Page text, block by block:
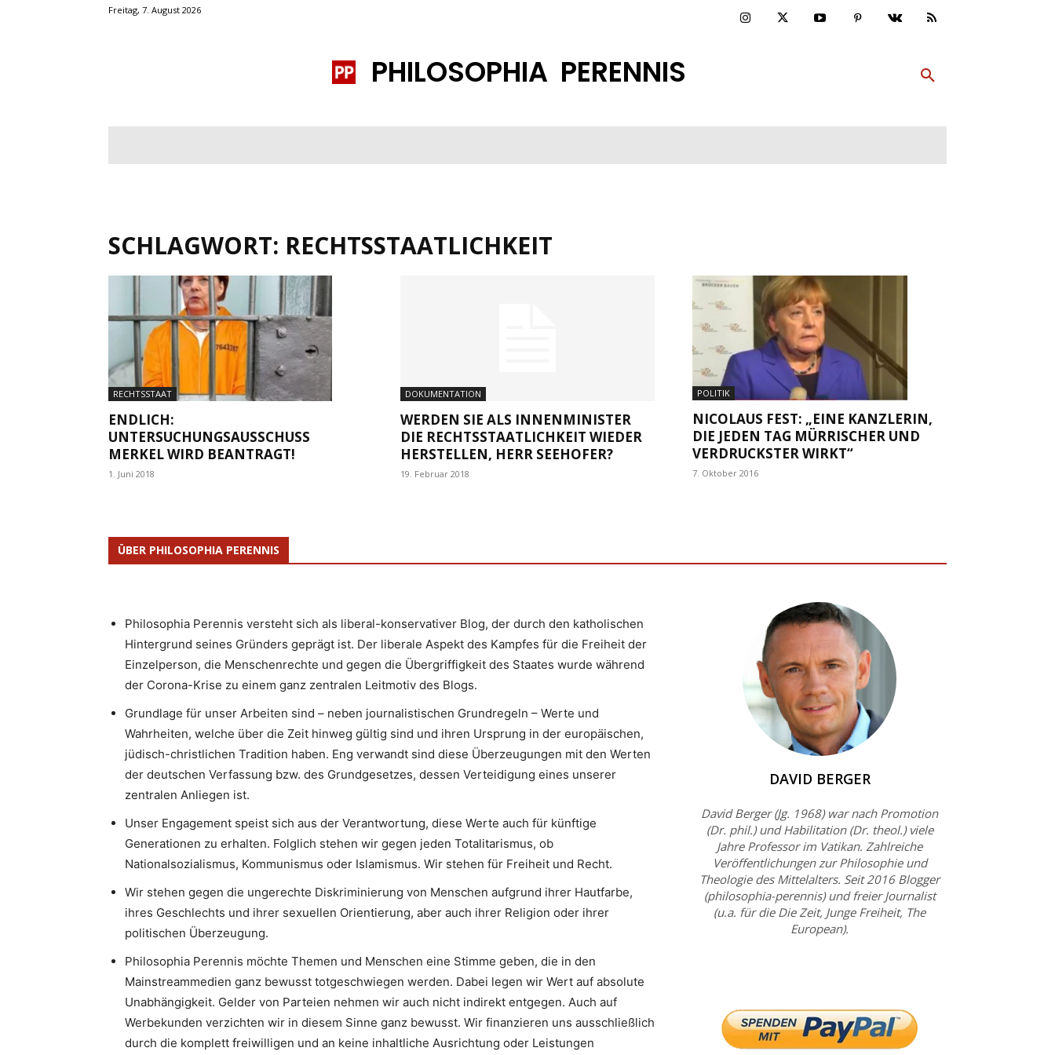
Freitag, 7. August 2026
PHILOSOPHIA PERENNIS
SCHLAGWORT: RECHTSSTAATLICHKEIT
RECHTSSTAAT
ENDLICH:
UNTERSUCHUNGSAUSSCHUSS
MERKEL WIRD BEANTRAGT!
1. Juni 2018
DOKUMENTATION
WERDEN SIE ALS INNENMINISTER
DIE RECHTSSTAATLICHKEIT WIEDER
HERSTELLEN, HERR SEEHOFER?
19. Februar 2018
POLITIK
NICOLAUS FEST: „EINE KANZLERIN,
DIE JEDEN TAG MÜRRISCHER UND
VERDRUCKSTER WIRKT“
7. Oktober 2016
ÜBER PHILOSOPHIA PERENNIS
Philosophia Perennis versteht sich als liberal-konservativer Blog, der durch den katholischen
Hintergrund seines Gründers geprägt ist. Der liberale Aspekt des Kampfes für die Freiheit der
Einzelperson, die Menschenrechte und gegen die Übergriffigkeit des Staates wurde während
der Corona-Krise zu einem ganz zentralen Leitmotiv des Blogs.
Grundlage für unser Arbeiten sind – neben journalistischen Grundregeln – Werte und
Wahrheiten, welche über die Zeit hinweg gültig sind und ihren Ursprung in der europäischen,
jüdisch-christlichen Tradition haben. Eng verwandt sind diese Überzeugungen mit den Werten
der deutschen Verfassung bzw. des Grundgesetzes, dessen Verteidigung eines unserer
zentralen Anliegen ist.
Unser Engagement speist sich aus der Verantwortung, diese Werte auch für künftige
Generationen zu erhalten. Folglich stehen wir gegen jeden Totalitarismus, ob
Nationalsozialismus, Kommunismus oder Islamismus. Wir stehen für Freiheit und Recht.
Wir stehen gegen die ungerechte Diskriminierung von Menschen aufgrund ihrer Hautfarbe,
ihres Geschlechts und ihrer sexuellen Orientierung, aber auch ihrer Religion oder ihrer
politischen Überzeugung.
Philosophia Perennis möchte Themen und Menschen eine Stimme geben, die in den
Mainstreammedien ganz bewusst totgeschwiegen werden. Dabei legen wir Wert auf absolute
Unabhängigkeit. Gelder von Parteien nehmen wir auch nicht indirekt entgegen. Auch auf
Werbekunden verzichten wir in diesem Sinne ganz bewusst. Wir finanzieren uns ausschließlich
durch die komplett freiwilligen und an keine inhaltliche Ausrichtung oder Leistungen
DAVID BERGER
David Berger (Jg. 1968) war nach Promotion
(Dr. phil.) und Habilitation (Dr. theol.) viele
Jahre Professor im Vatikan. Zahlreiche
Veröffentlichungen zur Philosophie und
Theologie des Mittelalters. Seit 2016 Blogger
(philosophia-perennis) und freier Journalist
(u.a. für die Die Zeit, Junge Freiheit, The
European).